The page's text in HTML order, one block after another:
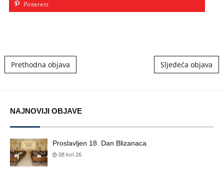
Pinterest
Post navigation
Prethodna objava Sljedeća objava
NAJNOVIJI OBJAVE
Proslavljen 18. Dan Blizanaca
08 kol 26